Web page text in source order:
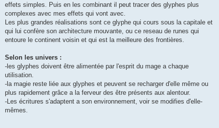
effets simples. Puis en les combinant il peut tracer des glyphes plus
complexes avec mes effets qui vont avec.
Les plus grandes réalisations sont ce glyphe qui cours sous la capitale et
qui lui confère son architecture mouvante, ou ce reseau de runes qui
entoure le continent voisin et qui est la meilleure des frontières.
Selon les univers :
-les glyphes doivent être alimentée par l'esprit du mage a chaque
utilisation.
-la magie reste liée aux glyphes et peuvent se recharger d'elle même ou
plus rapidement grâce a la ferveur des être présents aux alentour.
-Les écritures s'adaptent a son environnement, voir se modifies d'elle-
mêmes.